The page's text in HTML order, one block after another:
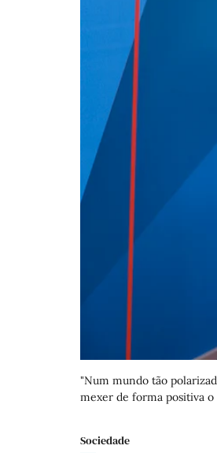
"Num mundo tão
mexer de forma positiva o
Sociedade